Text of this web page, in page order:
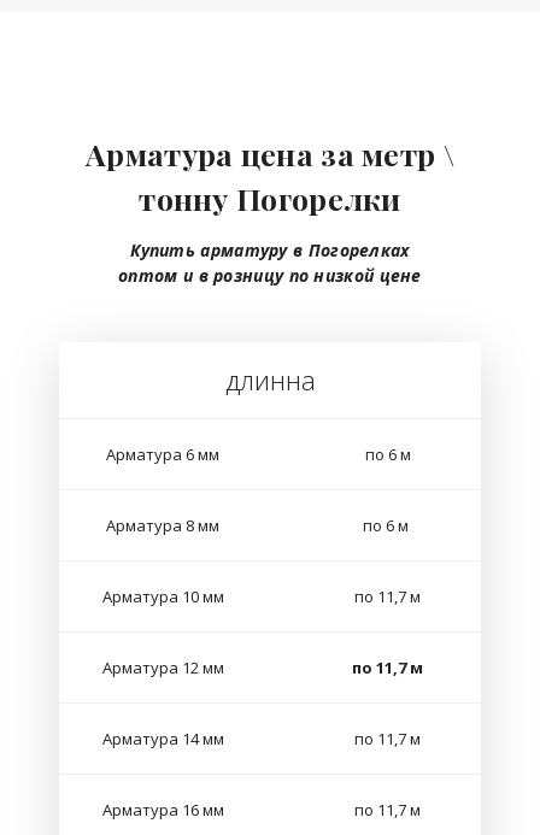
Арматура цена за метр \
тонну Погорелки
Купить арматуру в Погорелках
оптом и в розницу по низкой цене
длинна
Арматура 6 мм по 6 м
Арматура 8 мм по 6 м
Арматура 10 мм по 11,7 м
Арматура 12 мм по 11,7 м
Арматура 14 мм по 11,7 м
Арматура 16 мм по 11,7 м